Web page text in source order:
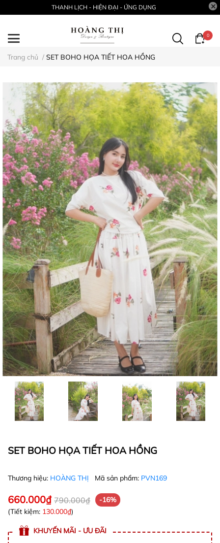
THANH LỊCH - HIỆN ĐẠI - ỨNG DỤNG
0
Trang chủ / SET BOHO HỌA TIẾT HOA HỒNG
SET BOHO HỌA TIẾT HOA HỒNG
Thương hiệu: HOÀNG THỊ Mã sản phẩm: PVN169
660.000₫ 790.000₫
-16%
(Tiết kiệm: 130.000₫)
KHUYẾN MÃI - ƯU ĐÃI